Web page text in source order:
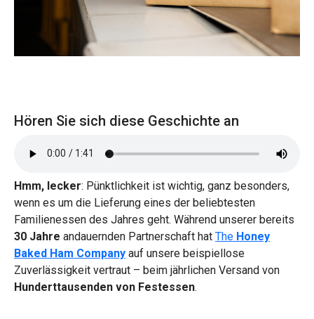
Hören Sie sich diese Geschichte an
Hmm, lecker: Pünktlichkeit ist wichtig, ganz besonders,
wenn es um die Lieferung eines der beliebtesten
Familienessen des Jahres geht. Während unserer bereits
30 Jahre andauernden Partnerschaft hat The Honey
Baked Ham Company auf unsere beispiellose
Zuverlässigkeit vertraut – beim jährlichen Versand von
Hunderttausenden von Festessen.